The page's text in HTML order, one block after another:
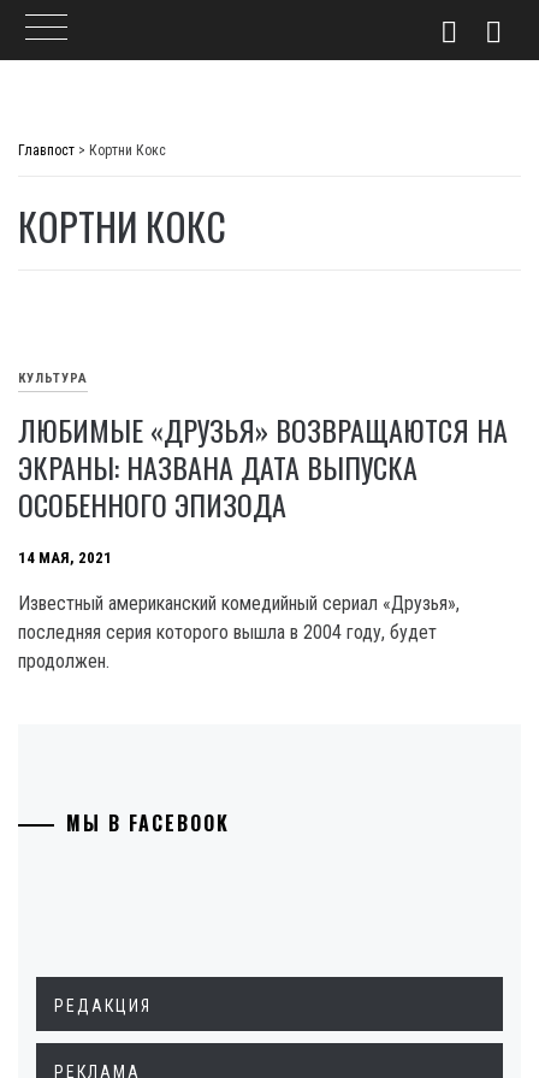
Главпост > Кортни Кокс
КОРТНИ КОКС
КУЛЬТУРА
ЛЮБИМЫЕ «ДРУЗЬЯ» ВОЗВРАЩАЮТСЯ НА
ЭКРАНЫ: НАЗВАНА ДАТА ВЫПУСКА
ОСОБЕННОГО ЭПИЗОДА
14 МАЯ, 2021
Известный американский комедийный сериал «Друзья»,
последняя серия которого вышла в 2004 году, будет
продолжен.
МЫ В FACEBOOK
РЕДАКЦИЯ
РЕКЛАМА